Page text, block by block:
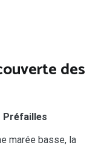
des
Préfailles
marée basse, la